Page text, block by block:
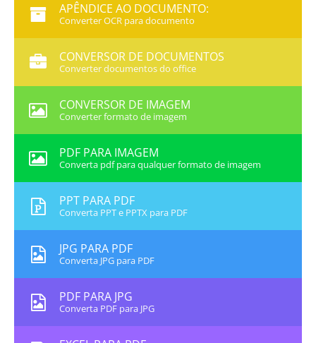
APÊNDICE AO DOCUMENTO:
Converter OCR para documento
CONVERSOR DE DOCUMENTOS
Converter documentos do office
CONVERSOR DE IMAGEM
Converter formato de imagem
PDF PARA IMAGEM
Converta pdf para qualquer formato de imagem
PPT PARA PDF
Converta PPT e PPTX para PDF
JPG PARA PDF
Converta JPG para PDF
PDF PARA JPG
Converta PDF para JPG